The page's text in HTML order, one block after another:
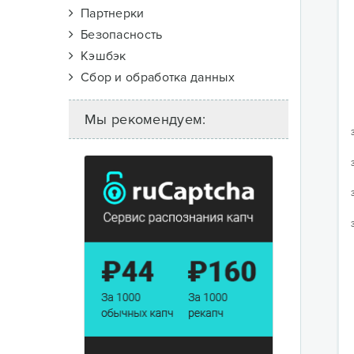
Партнерки
Безопасность
Кэшбэк
Сбор и обработка данных
Мы рекомендуем: